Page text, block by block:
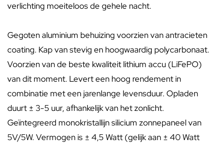
verlichting moeiteloos de gehele nacht.
Gegoten aluminium behuizing voorzien van antracieten
coating. Kap van stevig en hoogwaardig polycarbonaat.
Voorzien van de beste kwaliteit lithium accu (LiFePO)
van dit moment. Levert een hoog rendement in
combinatie met een jarenlange levensduur. Opladen
duurt ± 3-5 uur, afhankelijk van het zonlicht.
Geïntegreerd monokristallijn silicium zonnepaneel van
5V/5W. Vermogen is ± 4,5 Watt (gelijk aan ± 40 Watt